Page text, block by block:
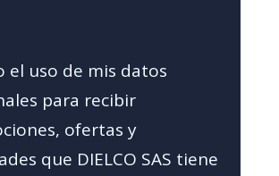
el uso de mis datos
para recibir
ofertas y
que DIELCO SAS tiene